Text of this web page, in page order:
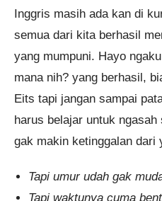
Inggris masih ada kan di
semua dari kita berhasil
yang mumpuni. Hayo
mana nih? yang berhasil,
Eits tapi jangan sampai
harus belajar untuk
gak makin ketinggalan dari
Tapi umur udah gak
Tapi waktunya cuma